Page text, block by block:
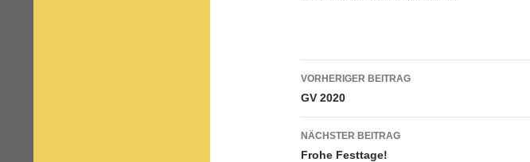
Beitragsnavigation
VORHERIGER BEITRAG
GV 2020
NÄCHSTER BEITRAG
Frohe Festtage!